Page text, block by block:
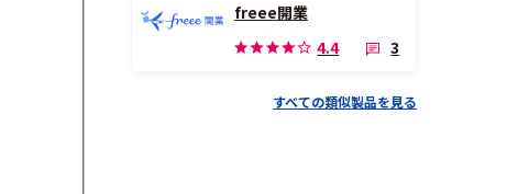
freee開業
4.4
3
すべての類似製品を見る